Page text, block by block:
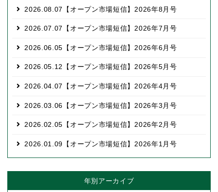
2026.08.07 【オープン市場短信】2026年8月号
2026.07.07 【オープン市場短信】2026年7月号
2026.06.05 【オープン市場短信】2026年6月号
2026.05.12 【オープン市場短信】2026年5月号
2026.04.07 【オープン市場短信】2026年4月号
2026.03.06 【オープン市場短信】2026年3月号
2026.02.05 【オープン市場短信】2026年2月号
2026.01.09 【オープン市場短信】2026年1月号
年別アーカイブ